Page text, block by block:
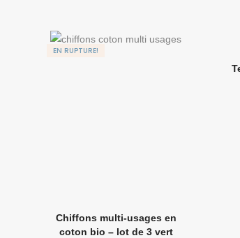
EN RUPTURE!
Chiffons multi-usages en
coton bio – lot de 3 vert